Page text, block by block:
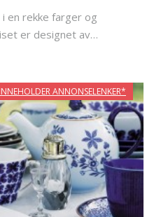
en rekke farger og
er designet av…
ANNONSELENKER*